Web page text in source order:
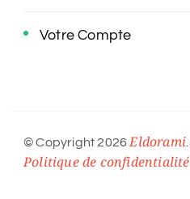
Votre Compte
© Copyright 2026 Eldorami
Politique de confidentialité